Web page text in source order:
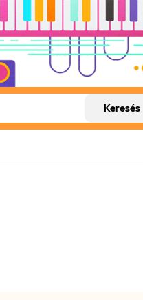
Keresés